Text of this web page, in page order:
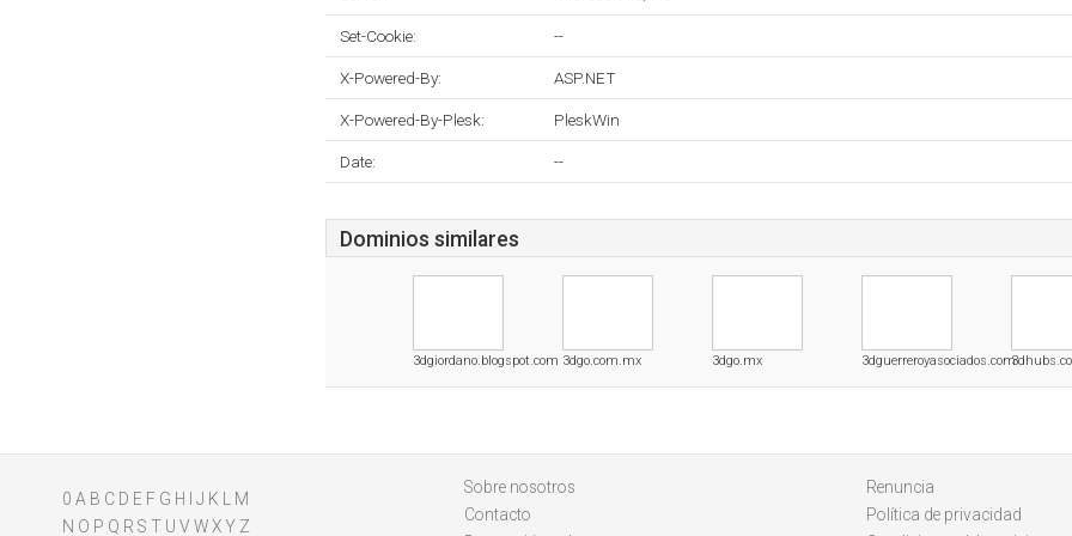
Set-Cookie: --
X-Powered-By: ASP.NET
X-Powered-By-Plesk: PleskWin
Date: --
Dominios similares
3dgiordano.blogspot.com 3dgo.com.mx 3dgo.mx 3dguerreroyasociados.com
0 A B C D E F G H J K
M
N O P Q R S T U V WXY Z
Sobre nosotros
Contacto
Renuncia
Política de privacidad